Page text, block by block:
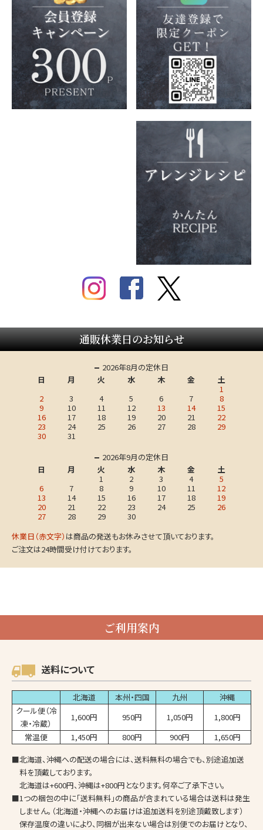
通販休業日のお知らせ
2026年8月の定休日
日
月 火 水 木 金
土
1
2
3 4 5 6 7
8
9
10 11 12 13 14
15
16
17 18 19 20 21
22
23
24 25 26 27 28
29
30
31
2026年9月の定休日
日
月 火 水 木 金
土
1
2 3 4
5
6
7 8 9 10 11
12
13
14 15 16 17 18
19
20
21 22 23 24 25
26
27
28 29
30
休業日（赤文字） は商品の発送もお休みさせて頂いております。
ご注文は24時間受け付けております。
ご利用案内
送料について
北海道 本州・四国 九州
沖縄
クール便（冷
凍・冷蔵）
1,600円 950円 1,050円
1,800円
常温便
1,450円 800円 900円
1,650円
■北海道、沖縄への配送の場合には、送料無料の場合でも、別途追加送
料を頂戴しております。
北海道は+600円、沖縄は+800円となります。何卒ご了承下さい。
■1つの梱包の中に「送料無料」の商品が含まれている場合は送料は発生
しません。（北海道・沖縄へのお届けは追加送料を別途頂戴致します）
保存温度の違いにより、同梱が出来ない場合は別便でのお届けとなり、